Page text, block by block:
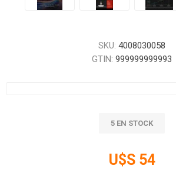
SKU: 4008030058
GTIN: 999999999993
5 EN STOCK
U$S 54